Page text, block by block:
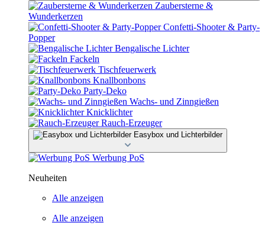
Zaubersterne &
Wunderkerzen
Confetti-Shooter & Party-
Popper
Bengalische Lichter
Fackeln
Tischfeuerwerk
Knallbonbons
Party-Deko
Wachs- und Zinngießen
Knicklichter
Rauch-Erzeuger
Easybox und Lichterbilder
Werbung PoS
Neuheiten
Alle anzeigen
Alle anzeigen